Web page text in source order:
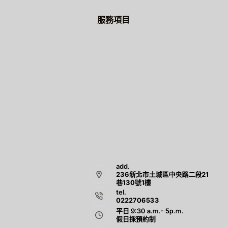
服務項目
add.
236新北市土城區中央路二段21
巷130號1樓
tel.
0222706533
平日 9:30 a.m.- 5p.m.
假日採預約制